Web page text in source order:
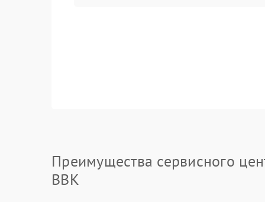
Преимущества сервисного
BBK